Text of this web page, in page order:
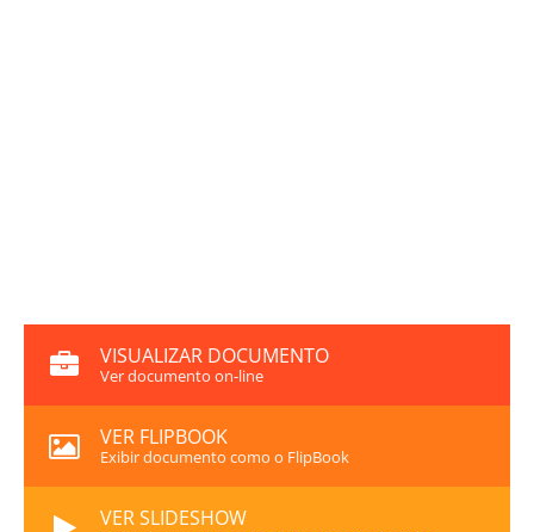
VISUALIZAR DOCUMENTO
Ver documento on-line
VER FLIPBOOK
Exibir documento como o FlipBook
VER SLIDESHOW